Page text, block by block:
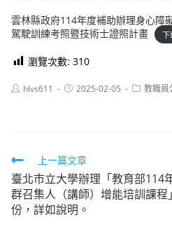
雲林縣政府114年度補助辦理身心障
駕駛訓練考照暨技術士證照計畫
下
瀏覽次數: 310
Posthlvs611
Post2025-02-05
Post教職員
Read
more
articles
上一篇文章
臺北市立大學辦理「教育部114
群召集人（講師）增能培訓課
份，詳如說明。